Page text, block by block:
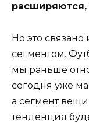
расширяются,
Но это
сегментом.
мы раньше
сегодня уже
а сегмент
тенденция